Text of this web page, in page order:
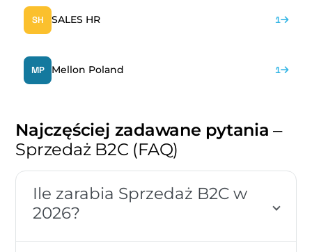
SH SALES HR 1
MP Mellon Poland 1
Najczęściej zadawane pytania –
Sprzedaż B2C (FAQ)
Ile zarabia Sprzedaż B2C w
2026?